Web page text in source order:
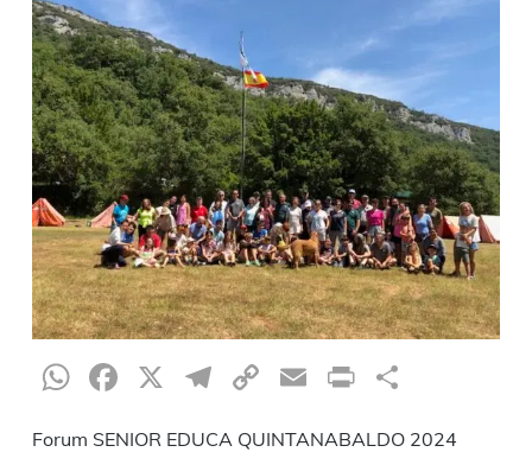
WhatsApp
Facebook
X Telegram
CopyEmailPrint
Forum SENIOR EDUCA QUINTANABALDO 2024